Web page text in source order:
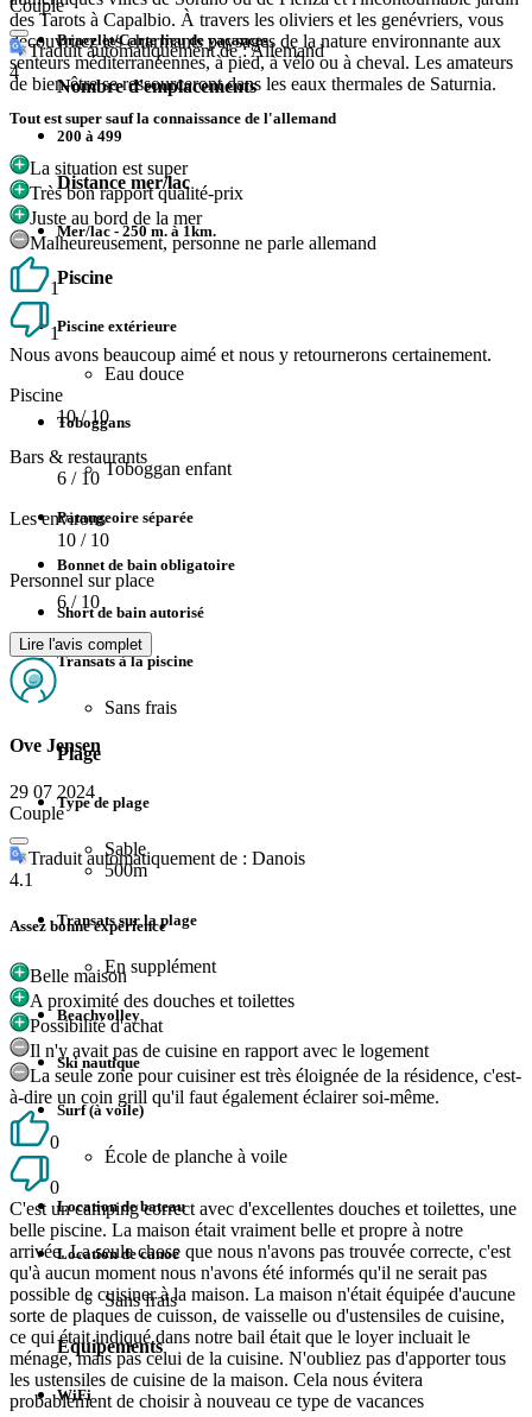
des Tarots à Capalbio. À travers les oliviers et les genévriers, vous
découvrirez les charmants paysages de la nature environnante aux
senteurs méditerranéennes, à pied, à vélo ou à cheval. Les amateurs
de bien-être se ressourceront dans les eaux thermales de Saturnia.
Bracelet/Carte lieu de vacances
Nombre d'emplacements
200 à 499
Distance mer/lac
Mer/lac - 250 m. à 1km.
Piscine
Piscine extérieure
Eau douce
Toboggans
Toboggan enfant
Pataugeoire séparée
Bonnet de bain obligatoire
Short de bain autorisé
Transats à la piscine
Sans frais
Plage
Type de plage
Sable
500m
Transats sur la plage
En supplément
Beachvolley
Ski nautique
Surf (à voile)
École de planche à voile
Location de bateau
Location de canoë
Sans frais
Equipements
WiFi
Couple
Traduit automatiquement de : Allemand
4
Tout est super sauf la connaissance de l'allemand
La situation est super
Très bon rapport qualité-prix
Juste au bord de la mer
Malheureusement, personne ne parle allemand
1
1
Nous avons beaucoup aimé et nous y retournerons certainement.
Piscine
10/ 10
Bars & restaurants
6 / 10
Les environs
10 / 10
Personnel sur place
6 / 10
Lire l'avis complet
Ove Jensen
29 07 2024
Couple
Traduit automatiquement de : Danois
4.1
Assez bonne expérience
Belle maison
A proximité des douches et toilettes
Possibilité d'achat
Il n'y avait pas de cuisine en rapport avec le logement
La seule zone pour cuisiner est très éloignée de la résidence, c'est-
à-dire un coin grill qu'il faut également éclairer soi-même.
0
0
C'est un camping correct avec d'excellentes douches et toilettes, une
belle piscine. La maison était vraiment belle et propre à notre
arrivée. La seule chose que nous n'avons pas trouvée correcte, c'est
qu'à aucun moment nous n'avons été informés qu'il ne serait pas
possible de cuisiner à la maison. La maison n'était équipée d'aucune
sorte de plaques de cuisson, de vaisselle ou d'ustensiles de cuisine,
ce qui était indiqué dans notre bail était que le loyer incluait le
ménage, mais pas celui de la cuisine. N'oubliez pas d'apporter tous
les ustensiles de cuisine de la maison. Cela nous évitera
probablement de choisir à nouveau ce type de vacances